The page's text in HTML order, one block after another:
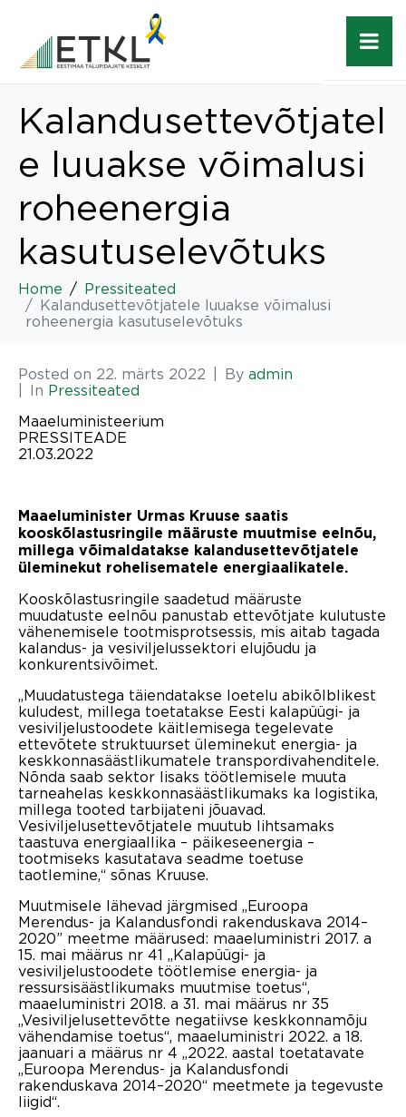
Kalandusettevõtjatel
e luuakse võimalusi
roheenergia
kasutuselevõtuks
Home
Pressiteated
Kalandusettevõtjatele luuakse võimalusi
roheenergia kasutuselevõtuks
Posted on 22. märts 2022 By admin
In Pressiteated
Maaeluministeerium
PRESSITEADE
21.03.2022
Maaeluminister Urmas Kruuse saatis
kooskõlastusringile määruste muutmise eelnõu,
millega võimaldatakse kalandusettevõtjatele
üleminekut rohelisematele energiaalikatele.
Kooskõlastusringile saadetud määruste
muudatuste eelnõu panustab ettevõtjate kulutuste
vähenemisele tootmisprotsessis, mis aitab tagada
kalandus- ja vesiviljelussektori elujõudu ja
konkurentsivõimet.
„Muudatustega täiendatakse loetelu abikõlblikest
kuludest, millega toetatakse Eesti kalapüügi- ja
vesiviljelustoodete käitlemisega tegelevate
ettevõtete struktuurset üleminekut energia- ja
keskkonnasäästlikumatele transpordivahenditele.
Nõnda saab sektor lisaks töötlemisele muuta
tarneahelas keskkonnasäästlikumaks ka logistika,
millega tooted tarbijateni jõuavad.
Vesiviljelusettevõtjatele muutub lihtsamaks
taastuva energiaallika – päikeseenergia –
tootmiseks kasutatava seadme toetuse
taotlemine,“ sõnas Kruuse.
Muutmisele lähevad järgmised „Euroopa
Merendus- ja Kalandusfondi rakenduskava 2014–
2020” meetme määrused: maaeluministri 2017. a
15. mai määrus nr 41 ,,Kalapüügi- ja
vesiviljelustoodete töötlemise energia- ja
ressursisäästlikumaks muutmise toetus“,
maaeluministri 2018. a 31. mai määrus nr 35
„Vesiviljelusettevõtte negatiivse keskkonnamõju
vähendamise toetus“, maaeluministri 2022. a 18.
jaanuari a määrus nr 4 „2022. aastal toetatavate
„Euroopa Merendus- ja Kalandusfondi
rakenduskava 2014–2020“ meetmete ja tegevuste
liigid“.